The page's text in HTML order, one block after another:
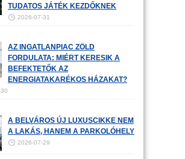
TUDATOS JÁTÉK KEZDŐKNEK
2026-07-31
AZ INGATLANPIAC ZÖLD
FORDULATA: MIÉRT KERESIK A
BEFEKTETŐK AZ
ENERGIATAKARÉKOS HÁZAKAT?
A BELVÁROS ÚJ LUXUSCIKKE NEM
A LAKÁS, HANEM A PARKOLÓHELY
2026-07-29